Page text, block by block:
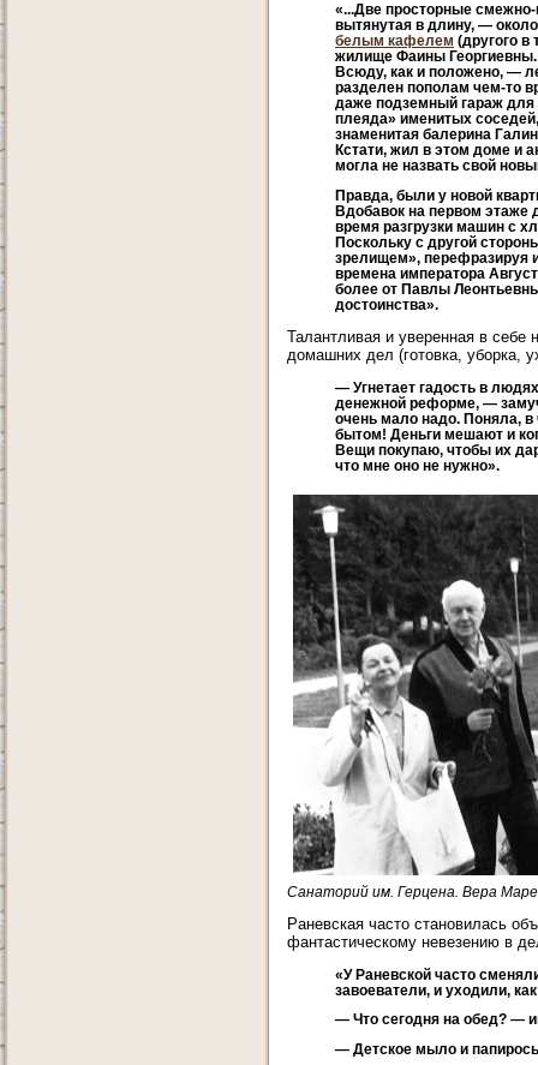
«...Две просторные
вытянутая в длину, —
белым кафелем (другого в
жилище Фаины Георгиевны.
Всюду, как и положено, —
разделен пополам чем-то
даже подземный гараж
плеяда» именитых
знаменитая балерина
Кстати, жил в этом доме и
могла не назвать свой
Правда, были у новой
Вдобавок на первом этаже
время разгрузки машин с
Поскольку с другой
зрелищем», перефразируя
времена императора
более от Павлы
достоинства».
Талантливая и уверенная в себе
домашних дел (готовка, уборка,
— Угнетает гадость в
денежной реформе, —
очень мало надо. Поняла,
бытом! Деньги мешают и
Вещи покупаю, чтобы их
что мне оно не нужно».
Санаторий им. Герцена. Вера
Раневская часто становилась
фантастическому невезению в
«У Раневской часто
завоеватели, и уходили,
— Что сегодня на обед? —
— Детское мыло и